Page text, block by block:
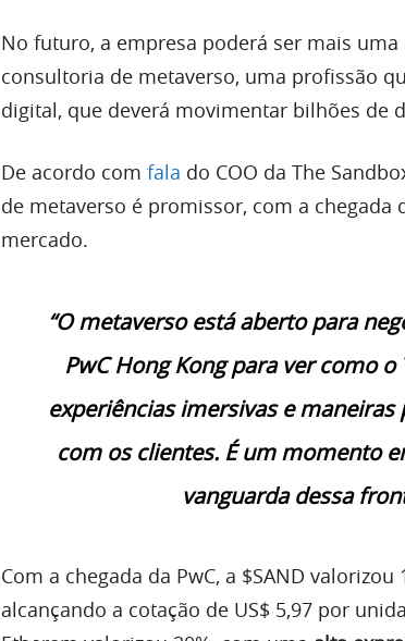
No futuro, a empresa poderá ser mais
consultoria de metaverso, uma profissão
digital, que deverá movimentar bilhões de
De acordo com fala do COO da The
de metaverso é promissor, com a
mercado.
“O metaverso está aberto para
PwC Hong Kong para ver como
experiências imersivas e
com os clientes. É um momento
vanguarda dessa
Com a chegada da PwC, a $SAND
alcançando a cotação de US$ 5,97 por